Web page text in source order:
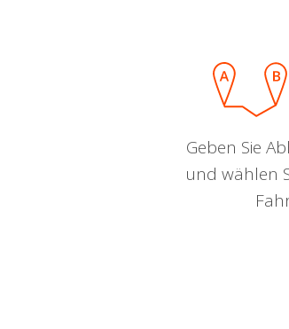
Geben Sie
und wählen